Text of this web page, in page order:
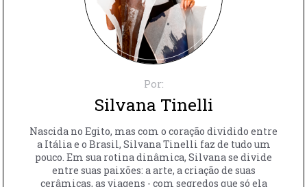
Por:
Silvana Tinelli
Nascida no Egito, mas com o coração dividido entre
a Itália e o Brasil, Silvana Tinelli faz de tudo um
pouco. Em sua rotina dinâmica, Silvana se divide
entre suas paixões: a arte, a criação de suas
cerâmicas, as viagens - com segredos que só ela